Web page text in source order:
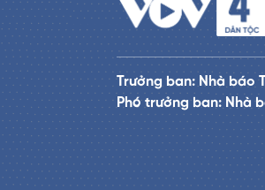
Trưởng ban: Nhà báo
Phó trưởng ban: Nhà